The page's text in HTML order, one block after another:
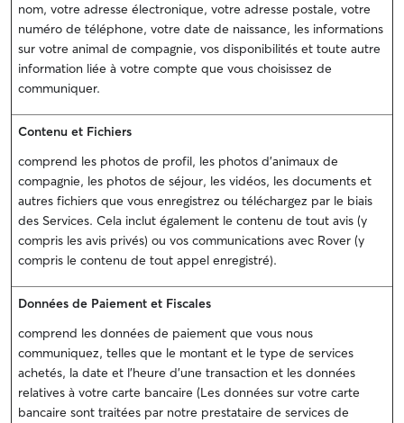
nom, votre adresse électronique, votre adresse postale, votre
numéro de téléphone, votre date de naissance, les informations
sur votre animal de compagnie, vos disponibilités et toute autre
information liée à votre compte que vous choisissez de
communiquer.
Contenu et Fichiers
comprend les photos de profil, les photos d'animaux de
compagnie, les photos de séjour, les vidéos, les documents et
autres fichiers que vous enregistrez ou téléchargez par le biais
des Services. Cela inclut également le contenu de tout avis (y
compris les avis privés) ou vos communications avec Rover (y
compris le contenu de tout appel enregistré).
Données de Paiement et Fiscales
comprend les données de paiement que vous nous
communiquez, telles que le montant et le type de services
achetés, la date et l'heure d'une transaction et les données
relatives à votre carte bancaire (Les données sur votre carte
bancaire sont traitées par notre prestataire de services de